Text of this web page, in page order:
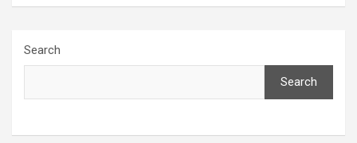
Search
Search